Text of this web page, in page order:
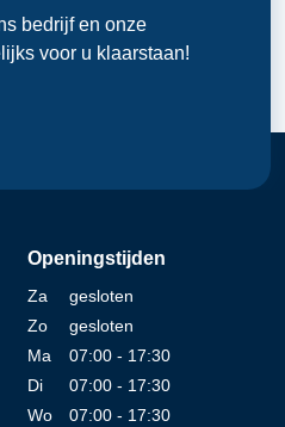
bedrijf en onze
voor u klaarstaan!
Openingstijden
Za
gesloten
Zo
gesloten
Ma
07:00 - 17:30
Di
07:00 - 17:30
Wo
07:00 - 17:30